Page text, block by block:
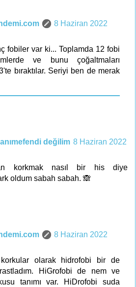
8 Haziran 2022
fobiler var ki... Toplamda 12 fobi
ve bunu çoğaltmaları
bıraktılar. Seriyi ben de merak
değilim 8 Haziran 2022
korkmak nasıl bir his diye
oldum sabah sabah. 🙈
8 Haziran 2022
olarak hidrofobi bir de
HiGrofobi de nem ve
tanımı var. HiDrofobi suda